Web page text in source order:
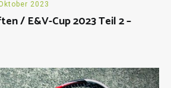
2023
/ E&V-Cup 2023 Teil 2 –